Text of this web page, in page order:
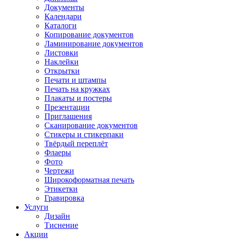
Документы
Календари
Каталоги
Копирование документов
Ламинирование документов
Листовки
Наклейки
Открытки
Печати и штампы
Печать на кружках
Плакаты и постеры
Презентации
Приглашения
Сканирование документов
Стикеры и стикерпаки
Твёрдый переплёт
Флаеры
Фото
Чертежи
Широкоформатная печать
Этикетки
Гравировка
Услуги
Дизайн
Тиснение
Акции